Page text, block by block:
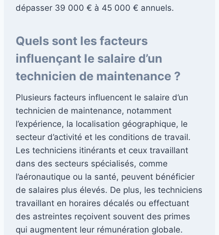
dépasser 39 000 € à 45 000 € annuels.
Quels sont les facteurs
influençant le salaire d’un
technicien de maintenance ?
Plusieurs facteurs influencent le salaire d’un
technicien de maintenance, notamment
l’expérience, la localisation géographique, le
secteur d’activité et les conditions de travail.
Les techniciens itinérants et ceux travaillant
dans des secteurs spécialisés, comme
l’aéronautique ou la santé, peuvent bénéficier
de salaires plus élevés. De plus, les techniciens
travaillant en horaires décalés ou effectuant
des astreintes reçoivent souvent des primes
qui augmentent leur rémunération globale.